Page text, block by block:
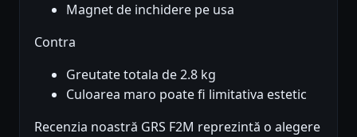
Magnet de inchidere pe usa
Contra
Greutate totala de 2.8 kg
Culoarea maro poate fi limitativa estetic
Recenzia noastră GRS F2M reprezintă o alegere